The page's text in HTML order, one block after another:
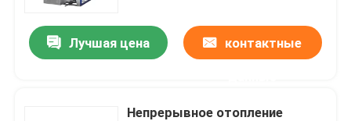
Лучшая цена контактные
Непрерывное отопление